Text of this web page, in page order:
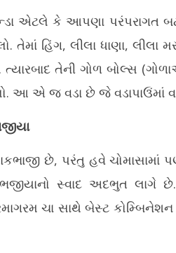
એટલે કે આપણા પરંપરાગત
તેમાં હિંગ, લીલા ધાણા,
તેની ગોળ બોલ્સ
લો. આ એ જ વડા છે જે વડાપાઉંમાં
છે, પરંતુ હવે ચોમાસામાં
સ્વાદ અદભુત લાગે
ચા સાથે બેસ્ટ